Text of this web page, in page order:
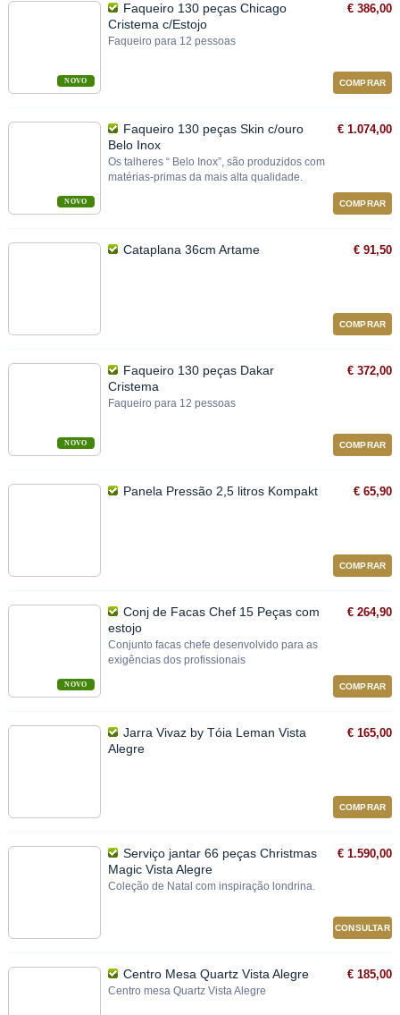
NOVO
Faqueiro 130 peças Chicago
Cristema c/Estojo
Faqueiro para 12 pessoas
€ 386,00
COMPRAR
NOVO
Faqueiro 130 peças Skin c/ouro
Belo Inox
Os talheres “ Belo Inox”, são produzidos com
matérias‐primas da mais alta qualidade.
€ 1.074,00
COMPRAR
Cataplana 36cm Artame € 91,50
COMPRAR
NOVO
Faqueiro 130 peças Dakar
Cristema
Faqueiro para 12 pessoas
€ 372,00
COMPRAR
Panela Pressão 2,5 litros Kompakt € 65,90
COMPRAR
NOVO
Conj de Facas Chef 15 Peças com
estojo
Conjunto facas chefe desenvolvido para as
exigências dos profissionais
€ 264,90
COMPRAR
Jarra Vivaz by Tóia Leman Vista
Alegre
€ 165,00
COMPRAR
Serviço jantar 66 peças Christmas
Magic Vista Alegre
Coleção de Natal com inspiração londrina.
€ 1.590,00
CONSULTAR
Centro Mesa Quartz Vista Alegre
Centro mesa Quartz Vista Alegre
€ 185,00